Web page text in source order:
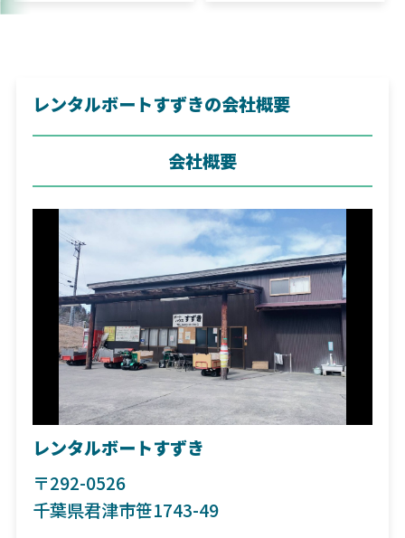
レンタルボートすずきの会社概要
会社概要
レンタルボートすずき
〒292-0526
千葉県君津市笹1743-49